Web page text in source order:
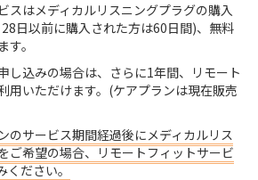
スはメディカルリスニングプラグの購入
日以前に購入された方は60日間)、無料
。
し込みの場合は、さらに1年間、リモート
用いただけます。(ケアプランは現在販売
のサービス期間経過後にメディカルリス
ご希望の場合、リモートフィットサービ
ださい。